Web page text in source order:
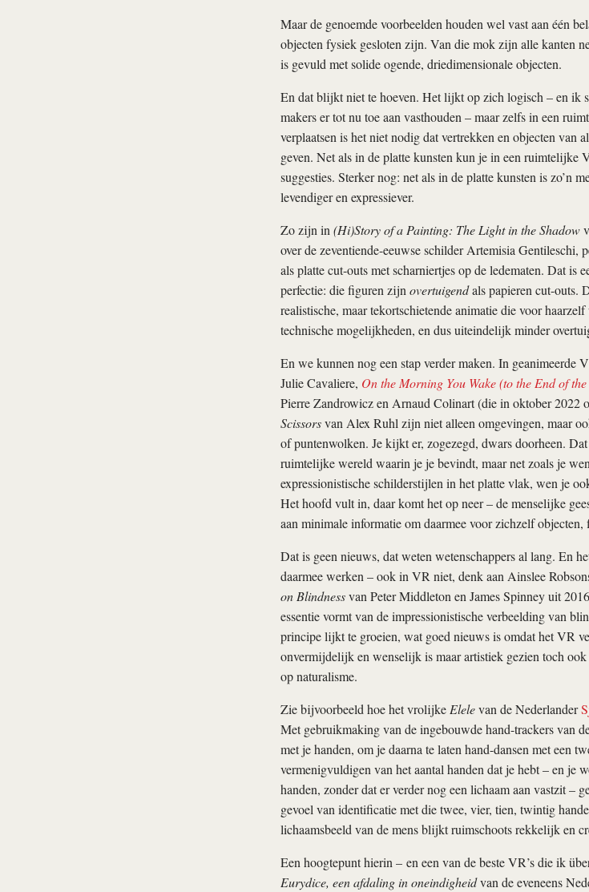
Maar de genoemde voorbeelden houden wel vast aan één
objecten fysiek gesloten zijn. Van die mok zijn alle kanten
is gevuld met solide ogende, driedimensionale objecten.
En dat blijkt niet te hoeven. Het lijkt op zich logisch – en ik
makers er tot nu toe aan vasthouden – maar zelfs in een
verplaatsen is het niet nodig dat vertrekken en objecten van
geven. Net als in de platte kunsten kun je in een ruimtelijke
suggesties. Sterker nog: net als in de platte kunsten is zo’n
levendiger en expressiever.
Zo zijn in (Hi)Story of a Painting: The Light in the Shadow
over de zeventiende-eeuwse schilder Artemisia Gentileschi,
als platte cut-outs met scharniertjes op de ledematen. Dat is
perfectie: die figuren zijn overtuigendals papieren cut-outs.
realistische, maar tekortschietende animatie die voor
technische mogelijkheden, en dus uiteindelijk minder
En we kunnen nog een stap verder maken. In geanimeerde
Julie Cavaliere, On the Morning You Wake (to the End of
Pierre Zandrowicz en Arnaud Colinart (die in oktober 2022
Scissorsvan Alex Ruhl zijn niet alleen omgevingen, maar
of puntenwolken. Je kijkt er, zogezegd, dwars doorheen.
ruimtelijke wereld waarin je je bevindt, maar net zoals je
expressionistische schilderstijlen in het platte vlak, wen je
Het hoofd vult in, daar komt het op neer – de menselijke
aan minimale informatie om daarmee voor zichzelf objecten,
Dat is geen nieuws, dat weten wetenschappers al lang. En
daarmee werken – ook in VR niet, denk aan Ainslee
on Blindnessvan Peter Middleton en James Spinney uit
essentie vormt van de impressionistische verbeelding van
principe lijkt te groeien, wat goed nieuws is omdat het VR
onvermijdelijk en wenselijk is maar artistiek gezien toch
op naturalisme.
Zie bijvoorbeeld hoe het vrolijke Elelevan de Nederlander
Met gebruikmaking van de ingebouwde hand-trackers van
met je handen, om je daarna te laten hand-dansen met een
vermenigvuldigen van het aantal handen dat je hebt – en je
handen, zonder dat er verder nog een lichaam aan vastzit –
gevoel van identificatie met die twee, vier, tien, twintig
lichaamsbeeld van de mens blijkt ruimschoots rekkelijk en
Een hoogtepunt hierin – en een van de beste VR’s die ik
Eurydice, een afdaling in oneindigheidvan de eveneens